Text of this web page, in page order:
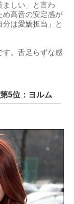
ましい」と言わ
め高音の安定感が
は愛嬌担当」と
す。舌足らずな感
5位：ヨルム